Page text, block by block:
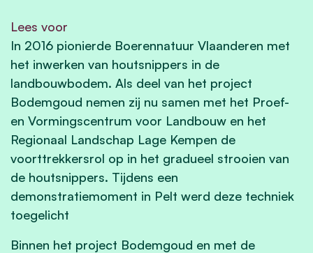
Lees voor
In 2016 pionierde Boerennatuur Vlaanderen met
het inwerken van houtsnippers in de
landbouwbodem. Als deel van het project
Bodemgoud nemen zij nu samen met het Proef-
en Vormingscentrum voor Landbouw en het
Regionaal Landschap Lage Kempen de
voorttrekkersrol op in het gradueel strooien van
de houtsnippers. Tijdens een
demonstratiemoment in Pelt werd deze techniek
toegelicht
Binnen het project Bodemgoud en met de